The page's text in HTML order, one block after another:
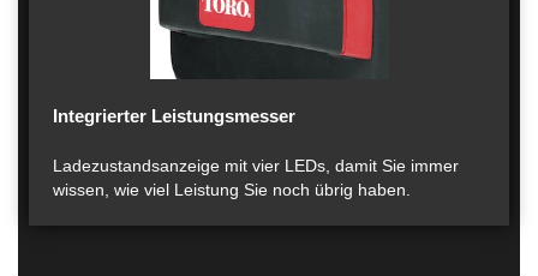
Integrierter Leistungsmesser
Ladezustandsanzeige mit vier LEDs, damit Sie immer
wissen, wie viel Leistung Sie noch übrig haben.